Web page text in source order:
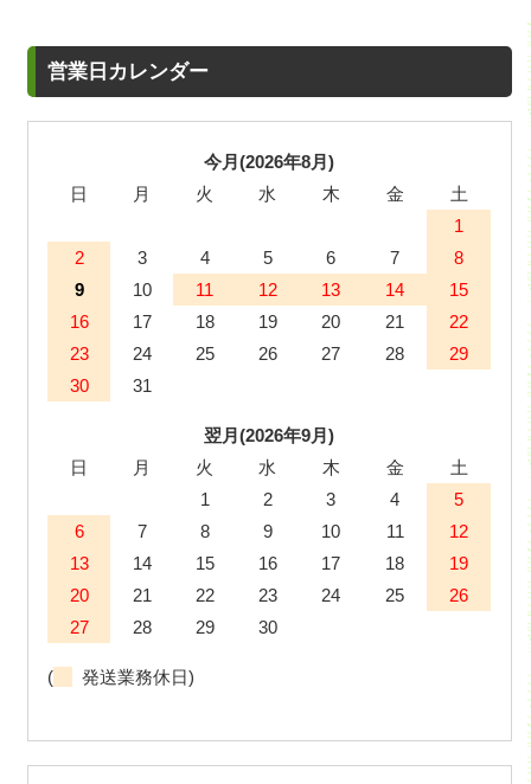
営業日カレンダー
今月(2026年8月)
日
月 火 水 木 金
土
1
2
3 4 5 6 7
8
9
10 11 12 13 14
15
16
17 18 19 20 21
22
23
24 25 26 27 28
29
30
31
翌月(2026年9月)
日
月 火 水 木 金
土
1
2 3 4
5
6
7 8 9 10 11
12
13
14 15 16 17 18
19
20
21 22 23 24 25
26
27
28 29 30
( 発送業務休日)